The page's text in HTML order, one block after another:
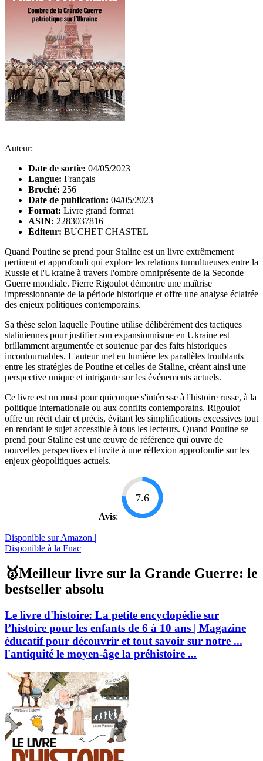
Auteur:
Date de sortie: 04/05/2023
Langue: Français
Broché: 256
Date de publication: 04/05/2023
Format: Livre grand format
ASIN: 2283037816
Éditeur: BUCHET CHASTEL
Quand Poutine se prend pour Staline est un livre extrêmement
pertinent et approfondi qui explore les relations tumultueuses entre la
Russie et l'Ukraine à travers l'ombre omniprésente de la Seconde
Guerre mondiale. Pierre Rigoulot démontre une maîtrise
impressionnante de la période historique et offre une analyse éclairée
des enjeux politiques contemporains.
Sa thèse selon laquelle Poutine utilise délibérément des tactiques
staliniennes pour justifier son expansionnisme en Ukraine est
brillamment argumentée et soutenue par des faits historiques
incontournables. L'auteur met en lumière les parallèles troublants
entre les stratégies de Poutine et celles de Staline, créant ainsi une
perspective unique et intrigante sur les événements actuels.
Ce livre est un must pour quiconque s'intéresse à l'histoire russe, à la
politique internationale ou aux conflits contemporains. Rigoulot
offre un récit clair et précis, évitant les simplifications excessives tout
en rendant le sujet accessible à tous les lecteurs. Quand Poutine se
prend pour Staline est une œuvre de référence qui ouvre de
nouvelles perspectives et invite à une réflexion approfondie sur les
enjeux géopolitiques actuels.
Avis:
7.6
Disponible sur Amazon |
Disponible à la Fnac
🥇Meilleur livre sur la Grande Guerre: le
bestseller absolu
Le livre d'histoire: La petite encyclopédie sur
l’histoire pour les enfants de 6 à 10 ans | Magazine
éducatif pour découvrir et tout savoir sur notre ...
l'antiquité le moyen-âge la préhistoire ...